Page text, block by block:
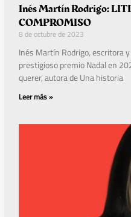
Inés Martín Rodrigo:
COMPROMISO
8 de octubre de 2023
Inés Martín Rodrigo, escritora
prestigioso premio Nadal en
querer, autora de Una historia
Leer más »